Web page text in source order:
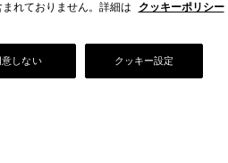
れておりません。詳細は
クッキーポリシー
クッキー設定
意しない